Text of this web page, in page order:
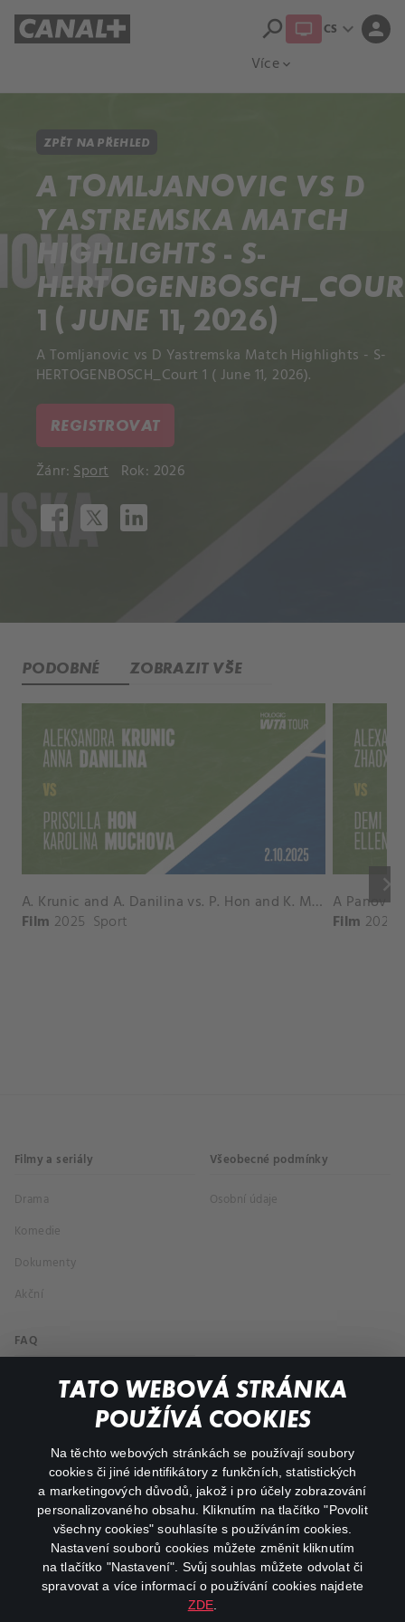
TATO WEBOVÁ STRÁNKA
POUŽÍVÁ COOKIES
Na těchto webových stránkách se používají soubory
cookies či jiné identifikátory z funkčních, statistických
a marketingových důvodů, jakož i pro účely zobrazování
personalizovaného obsahu. Kliknutím na tlačítko "Povolit
všechny cookies" souhlasíte s používáním cookies.
Nastavení souborů cookies můžete změnit kliknutím
na tlačítko "Nastavení". Svůj souhlas můžete odvolat či
spravovat a více informací o používání cookies najdete
ZDE
Více expand_more
search CS expand_more person
ZPĚT NA PŘEHLED
A TOMLJANOVIC VS D
YASTREMSKA MATCH
HIGHLIGHTS - S-
1 ( JUNE 11, 2026)
A Tomljanovic vs D Yastremska Match Highlights - S-
HERTOGENBOSCH_Court 1 ( June 11, 2026).
REGISTROVAT
Žánr:Sport Rok: 2026
PODOBNÉ ZOBRAZIT VŠE
keyboard_arrow_right
A. Krunic and A. Danilina vs. P. Hon and K. Muchova Match Highlights - BEIJING_Capital Group Diamond ( October 02, 2025)
Film 2025 Sport Film 2026
Filmy a seriály
Drama
Komedie
Dokumenty
Akční
Všeobecné podmínky
Osobní údaje
FAQ
Můj účet
Důležité odkazy
facebookinstagram
youtube